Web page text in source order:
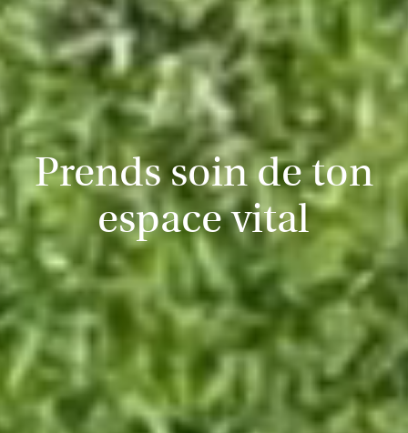
Prends soin de ton
espace vital